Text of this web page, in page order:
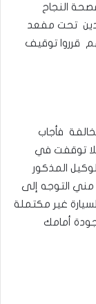
النجاح
تحت مفعد
قرروا توقيف
فأجاب
توقفت في
المذكور
مني التوجه إلى
غير مكتملة
أمامك